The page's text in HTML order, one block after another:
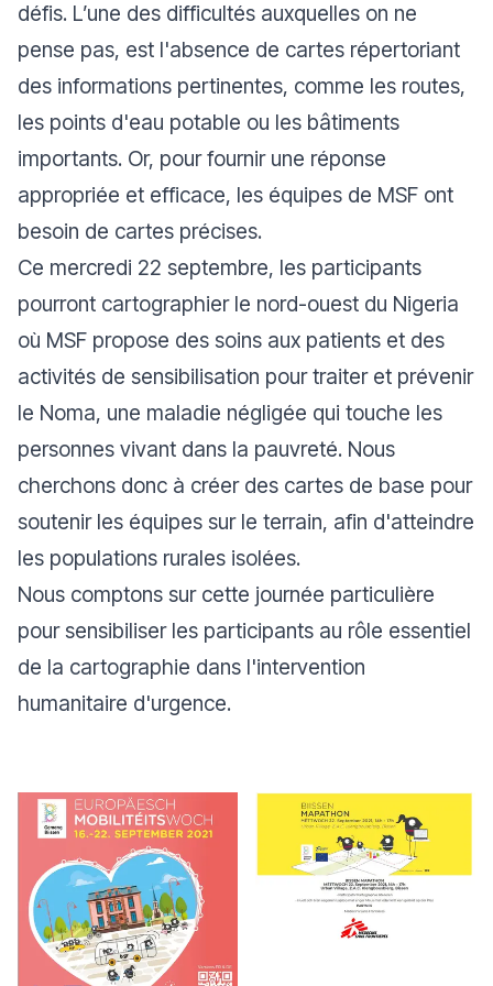
défis. L’une des difficultés auxquelles on ne
pense pas, est l'absence de cartes répertoriant
des informations pertinentes, comme les routes,
les points d'eau potable ou les bâtiments
importants. Or, pour fournir une réponse
appropriée et efficace, les équipes de MSF ont
besoin de cartes précises.
Ce mercredi 22 septembre, les participants
pourront cartographier le nord-ouest du Nigeria
où MSF propose des soins aux patients et des
activités de sensibilisation pour traiter et prévenir
le Noma, une maladie négligée qui touche les
personnes vivant dans la pauvreté. Nous
cherchons donc à créer des cartes de base pour
soutenir les équipes sur le terrain, afin d'atteindre
les populations rurales isolées.
Nous comptons sur cette journée particulière
pour sensibiliser les participants au rôle essentiel
de la cartographie dans l'intervention
humanitaire d'urgence.